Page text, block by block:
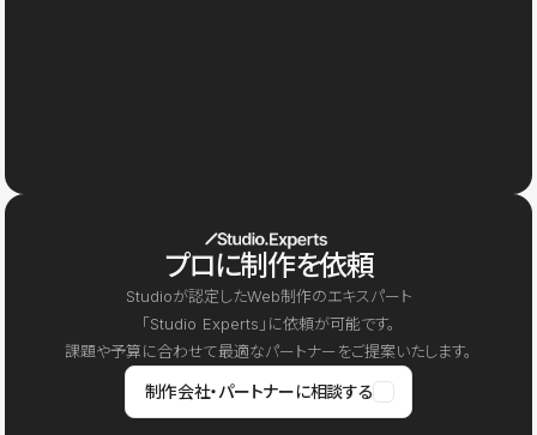
プロに制作を依頼
Studioが認定したWeb制作のエキスパート
「Studio Experts」に依頼が可能です。
課題や予算に合わせて最適なパートナーをご提案いたします。
制作会社・パートナーに相談する